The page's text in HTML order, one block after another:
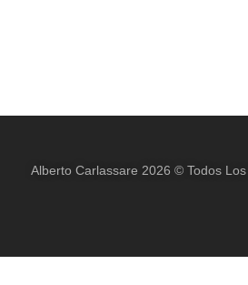
Alberto Carlassare 2026 © Todos